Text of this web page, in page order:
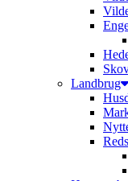
Landbrug